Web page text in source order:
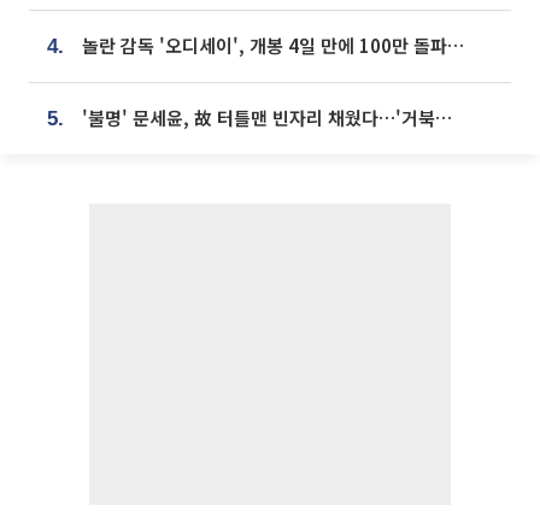
4. 놀란 감독 '오디세이', 개봉 4일 만에 100만 돌파⋯'왕사남' 보다 빠르다
5. '불명' 문세윤, 故 터틀맨 빈자리 채웠다…'거북이' 눈물의 최종 우승